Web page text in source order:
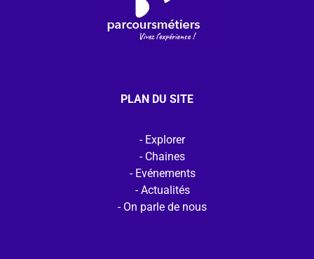
PLAN DU SITE
Explorer
Chaines
Evénements
Actualités
On parle de nous